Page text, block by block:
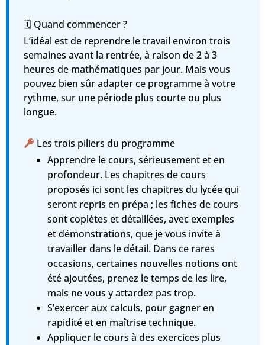
🗓 Quand commencer ?
L’idéal est de reprendre le travail environ trois
semaines avant la rentrée, à raison de2 à 3
heures de mathématiques par jour. Mais vous
pouvez bien sûr adapter ce programme à votre
rythme, sur une période plus courte ou plus
longue.
Les trois piliers du programme
Apprendre le cours, sérieusement et en
profondeur. Les chapitres de cours
proposés ici sont les chapitres du lycée qui
seront repris en prépa ; les fiches de cours
sont coplètes et détaillées, avec exemples
et démonstrations, que je vous invite à
travailler dans le détail. Dans ce rares
occasions, certaines nouvelles notions ont
été ajoutées, prenez le temps de les lire,
mais ne vous y attardez pas trop.
S’exercer aux calculs, pour gagner en
rapidité et en maîtrise technique.
Appliquer le cours à des exercices plus